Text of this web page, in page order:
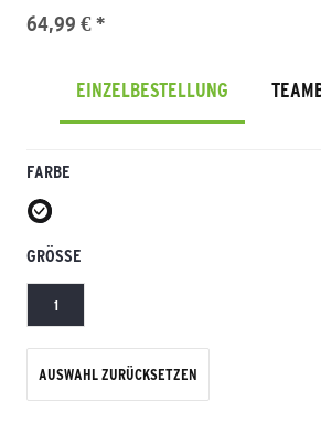
64,99 € *
EINZELBESTELLUNG
FARBE
GRÖSSE
1
AUSWAHL ZURÜCKSETZEN